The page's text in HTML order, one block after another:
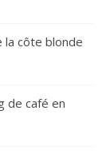
la côte blonde
de café en